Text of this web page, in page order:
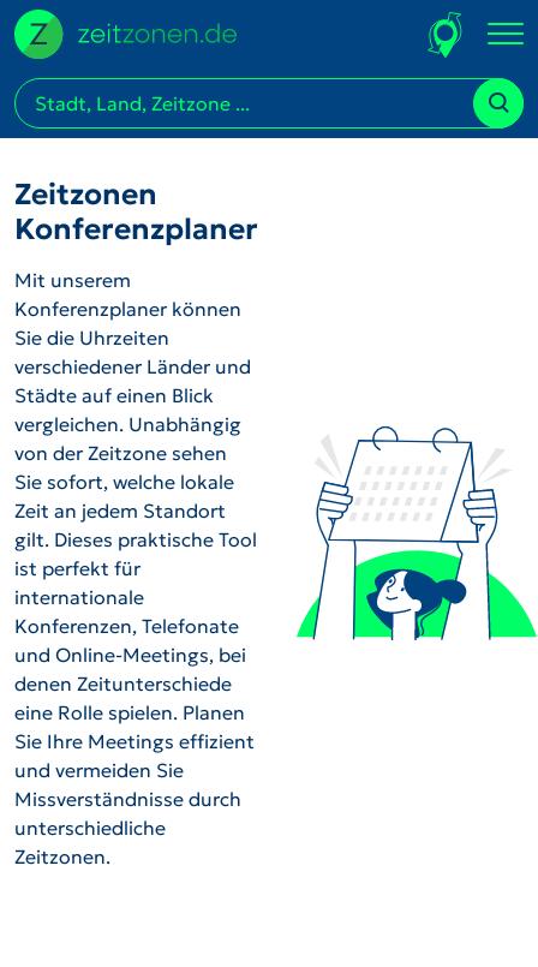
Zeitzonen
Konferenzplaner
Mit unserem
Konferenzplaner können
Sie die Uhrzeiten
verschiedener Länder und
Städte auf einen Blick
vergleichen. Unabhängig
von der Zeitzone sehen
Sie sofort, welche lokale
Zeit an jedem Standort
gilt. Dieses praktische Tool
ist perfekt für
internationale
Konferenzen, Telefonate
und Online-Meetings, bei
denen Zeitunterschiede
eine Rolle spielen. Planen
Sie Ihre Meetings effizient
und vermeiden Sie
Missverständnisse durch
unterschiedliche
Zeitzonen.